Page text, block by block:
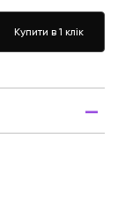
Купити в 1 клік